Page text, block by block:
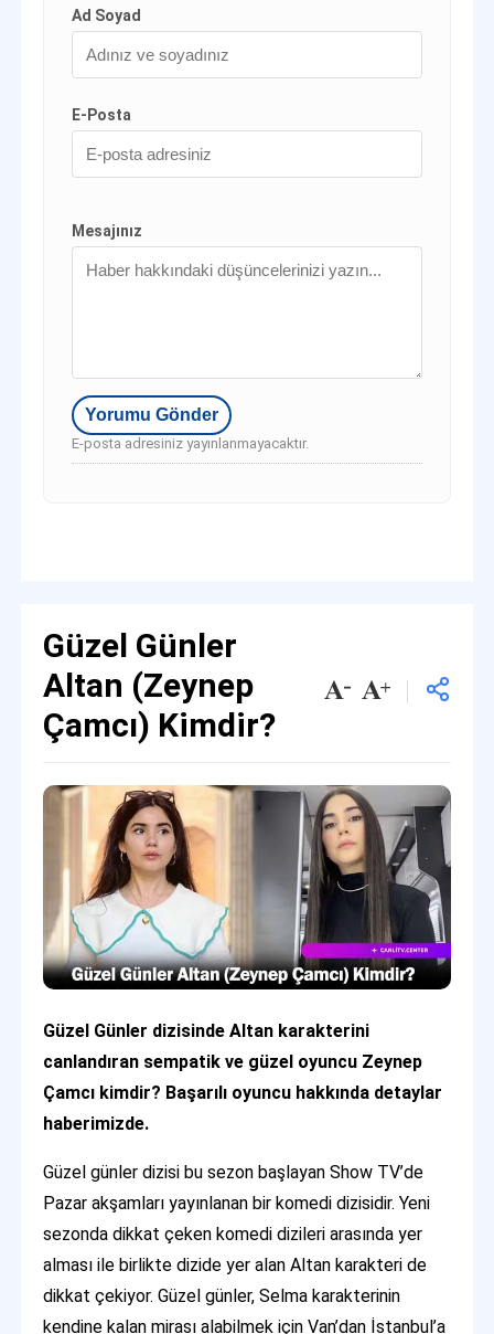
Ad Soyad
E-Posta
Mesajınız
E-posta adresiniz yayınlanmayacaktır.
Güzel Günler
Altan (Zeynep
Çamcı) Kimdir?
Güzel Günler dizisinde Altan karakterini
canlandıran sempatik ve güzel oyuncu Zeynep
Çamcı kimdir? Başarılı oyuncu hakkında detaylar
haberimizde.
Güzel günler dizisi bu sezon başlayan Show TV’de
Pazar akşamları yayınlanan bir komedi dizisidir. Yeni
sezonda dikkat çeken komedi dizileri arasında yer
alması ile birlikte dizide yer alan Altan karakteri de
dikkat çekiyor. Güzel günler, Selma karakterinin
kendine kalan mirası alabilmek için Van’dan İstanbul’a